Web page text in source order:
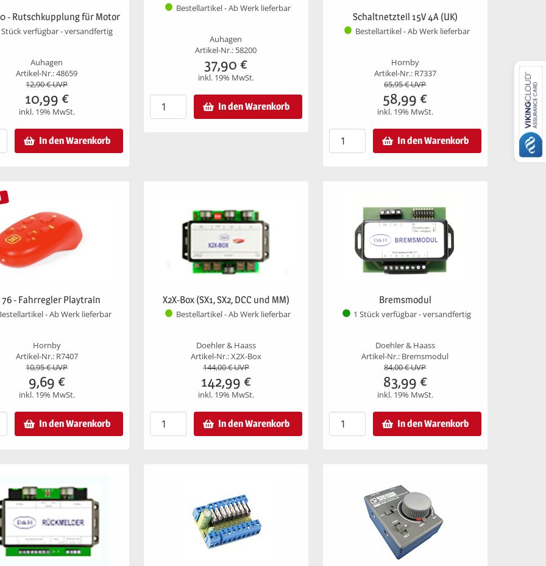
- Rutschkupplung für Motor
Stück verfügbar - versandfertig
Auhagen
Artikel-Nr.: 48659
12,90€ UVP
10,99 €
inkl. 19% MwSt.
In den Warenkorb
Bestellartikel - Ab Werk lieferbar
Auhagen
Artikel-Nr.: 58200
37,90 €
inkl. 19% MwSt.
In den Warenkorb
Schaltnetzteil 15V 4A (UK)
Bestellartikel - Ab Werk lieferbar
Hornby
Artikel-Nr.: R7337
65,95€ UVP
58,99 €
inkl. 19% MwSt.
In den Warenkorb
76 - Fahrregler Playtrain
- Ab Werk lieferbar
Hornby
Artikel-Nr.: R7407
10,95€ UVP
9,69 €
inkl. 19% MwSt.
In den Warenkorb
X2X-Box (SX1, SX2, DCC und MM)
Bestellartikel - Ab Werk lieferbar
Doehler & Haass
Artikel-Nr.: X2X-Box
144,00€ UVP
142,99 €
inkl. 19% MwSt.
In den Warenkorb
Bremsmodul
1 Stück verfügbar - versandfertig
Doehler & Haass
Artikel-Nr.: Bremsmodul
84,00€ UVP
83,99 €
inkl. 19% MwSt.
In den Warenkorb